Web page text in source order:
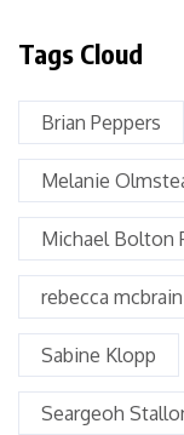
Tags Cloud
Brian Peppers
Melanie
Michael Bolton
rebecca mcbrain
Sabine Klopp
Seargeoh